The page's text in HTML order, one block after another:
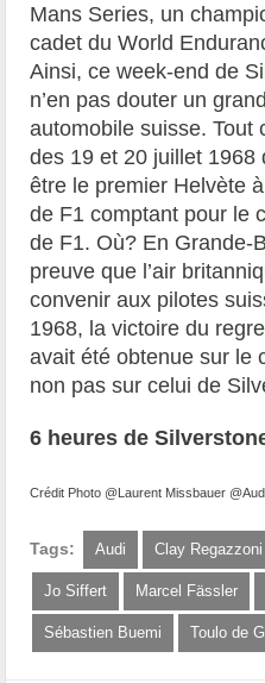
Mans Series, un
cadet du World
Ainsi, ce week-end de
n’en pas douter un
automobile suisse. Tout
des 19 et 20 juillet 1968
être le premier Helvète
de F1 comptant pour le
de F1. Où? En Grande-
preuve que l’air
convenir aux pilotes
1968, la victoire du
avait été obtenue sur le
non pas sur celui de
6 heures de
Crédit Photo @Laurent Missbauer
Tags: Audi Clay Regazzoni
Jo Siffert Marcel Fässler
Sébastien Buemi Toulo de